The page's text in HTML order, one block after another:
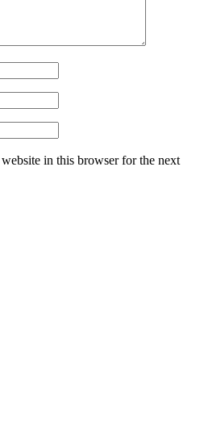
in this browser for the next